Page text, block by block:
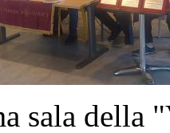
sala della